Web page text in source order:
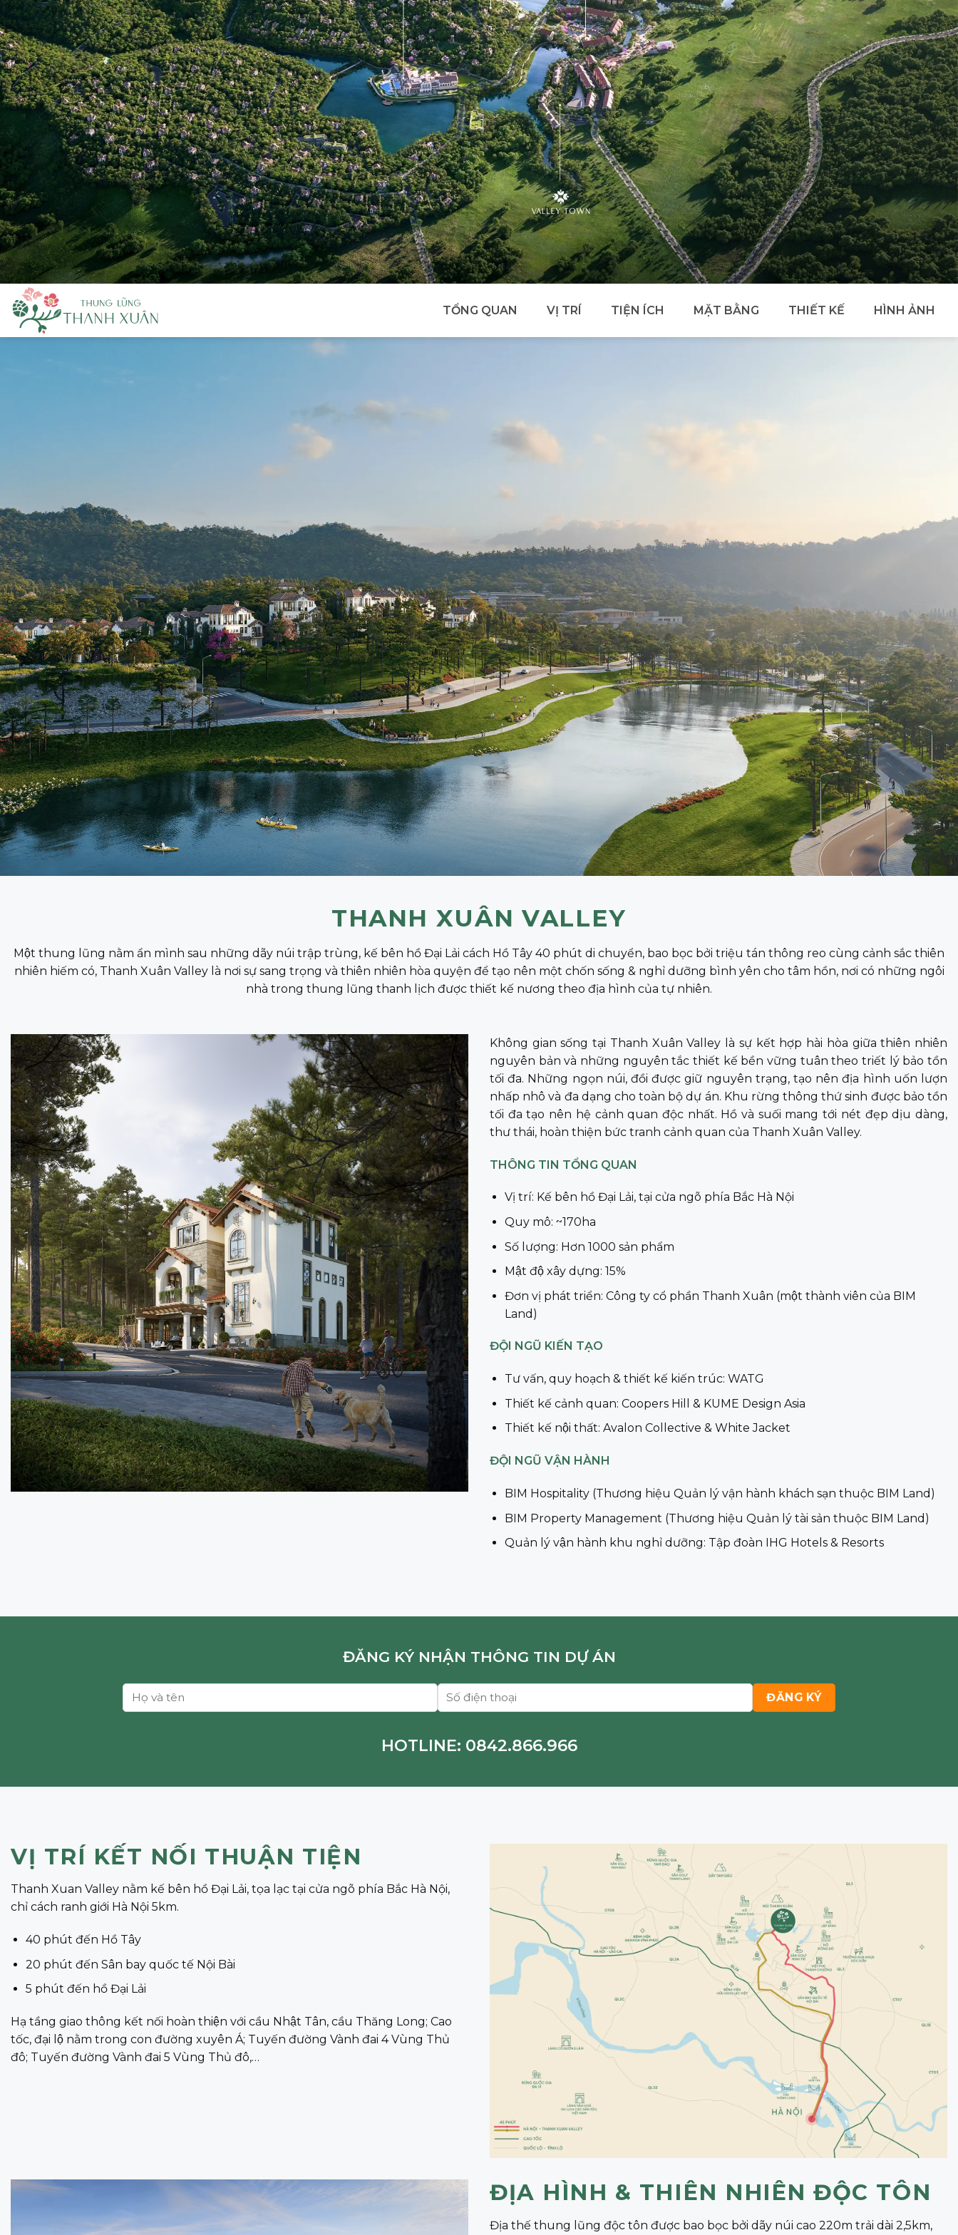
TỔNG QUAN VỊ TRÍ TIỆN ÍCH MẶT BẰNG THIẾT KẾ HÌNH ẢNH
THANH XUÂN VALLEY
Một thung lũng nằm ẩn mình sau những dãy núi trập trùng, kế bên hồ Đại Lải cách Hồ Tây 40 phút di chuyển, bao bọc bởi triệu tán thông reo cùng cảnh sắc thiên
nhiên hiếm có, Thanh Xuân Valley là nơi sự sang trọng và thiên nhiên hòa quyện để tạo nên một chốn sống & nghỉ dưỡng bình yên cho tâm hồn, nơi có những ngôi
nhà trong thung lũng thanh lịch được thiết kế nương theo địa hình của tự nhiên.
Không gian sống tại Thanh Xuân Valley là sự kết hợp hài hòa giữa thiên nhiên
nguyên bản và những nguyên tắc thiết kế bền vững tuân theo triết lý bảo tồn
tối đa. Những ngọn núi, đồi được giữ nguyên trạng, tạo nên địa hình uốn lượn
nhấp nhô và đa dạng cho toàn bộ dự án. Khu rừng thông thứ sinh được bảo tồn
tối đa tạo nên hệ cảnh quan độc nhất. Hồ và suối mang tới nét đẹp dịu dàng,
thư thái, hoàn thiện bức tranh cảnh quan của Thanh Xuân Valley.
THÔNG TIN TỔNG QUAN
Vị trí: Kế bên hồ Đại Lải, tại cửa ngõ phía Bắc Hà Nội
Quy mô: ~170ha
Số lượng: Hơn 1000 sản phẩm
Mật độ xây dựng: 15%
Đơn vị phát triển: Công ty cổ phần Thanh Xuân (một thành viên của BIM
Land)
ĐỘI NGŨ KIẾN TẠO
Tư vấn, quy hoạch & thiết kế kiến trúc: WATG
Thiết kế cảnh quan: Coopers Hill & KUME Design Asia
Thiết kế nội thất: Avalon Collective & White Jacket
ĐỘI NGŨ VẬN HÀNH
BIM Hospitality (Thương hiệu Quản lý vận hành khách sạn thuộc BIM Land)
BIM Property Management (Thương hiệu Quản lý tài sản thuộc BIM Land)
Quản lý vận hành khu nghỉ dưỡng: Tập đoàn IHG Hotels & Resorts
ĐĂNG KÝ NHẬN THÔNG TIN DỰ ÁN
HOTLINE: 0842.866.966
VỊ TRÍ KẾT NỐI THUẬN TIỆN
Thanh Xuan Valley nằm kế bên hồ Đại Lải, tọa lạc tại cửa ngõ phía Bắc Hà Nội,
chỉ cách ranh giới Hà Nội 5km.
40 phút đến Hồ Tây
20 phút đến Sân bay quốc tế Nội Bài
5 phút đến hồ Đại Lải
Hạ tầng giao thông kết nối hoàn thiện với cầu Nhật Tân, cầu Thăng Long; Cao
tốc, đại lộ nằm trong con đường xuyên Á; Tuyến đường Vành đai 4 Vùng Thủ
đô; Tuyến đường Vành đai 5 Vùng Thủ đô,…
ĐỊA HÌNH & THIÊN NHIÊN ĐỘC TÔN
Địa thế thung lũng độc tôn được bao bọc bởi dãy núi cao 220m trải dài 2,5km,